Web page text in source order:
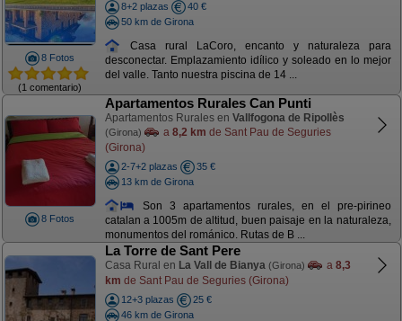
8 Fotos
(1 comentario)
8+2 plazas
40 €
50 km de Girona
Casa rural LaCoro, encanto y naturaleza para
desconectar. Emplazamiento idílico y soleado en lo mejor
del valle. Tanto nuestra piscina de 14 ...
8 Fotos
Apartamentos Rurales Can Punti
Apartamentos Rurales en Vallfogona de Ripollès
(Girona) a 8,2 km de Sant Pau de Seguries
(Girona)
2-7+2 plazas
35 €
13 km de Girona
Son 3 apartamentos rurales, en el pre-pirineo
catalan a 1005m de altitud, buen paisaje en la naturaleza,
monumentos del románico. Rutas de B ...
La Torre de Sant Pere
Casa Rural en La Vall de Bianya (Girona) a 8,3
km de Sant Pau de Seguries (Girona)
12+3 plazas
25 €
46 km de Girona